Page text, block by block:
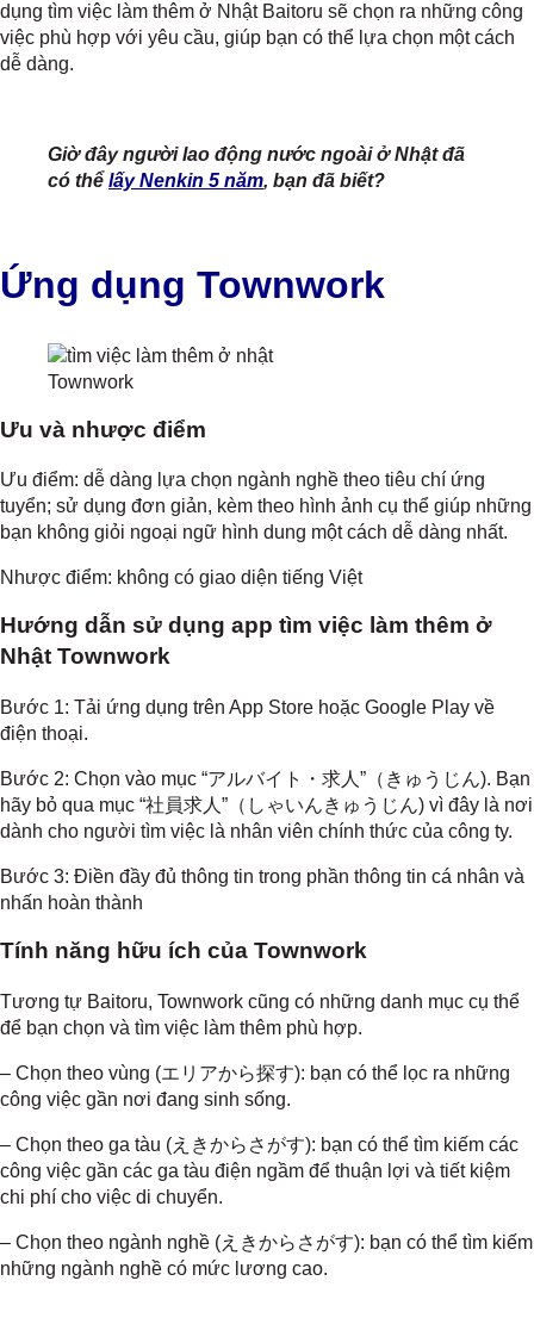
dụng tìm việc làm thêm ở Nhật Baitoru sẽ chọn ra những công
việc phù hợp với yêu cầu, giúp bạn có thể lựa chọn một cách
dễ dàng.
Giờ đây người lao động nước ngoài ở Nhật đã
có thể lấy Nenkin 5 năm, bạn đã biết?
Ứng dụng Townwork
Townwork
Ưu và nhược điểm
Ưu điểm: dễ dàng lựa chọn ngành nghề theo tiêu chí ứng
tuyển; sử dụng đơn giản, kèm theo hình ảnh cụ thể giúp những
bạn không giỏi ngoại ngữ hình dung một cách dễ dàng nhất.
Nhược điểm: không có giao diện tiếng Việt
Hướng dẫn sử dụng app tìm việc làm thêm ở
Nhật Townwork
Bước 1: Tải ứng dụng trên App Store hoặc Google Play về
điện thoại.
Bước 2: Chọn vào mục “アルバイト・求人 ” （きゅうじん). Bạn
hãy bỏ qua mục “社員求人”（しゃいんきゅうじん) vì đây là nơi
dành cho người tìm việc là nhân viên chính thức của công ty.
Bước 3: Điền đầy đủ thông tin trong phần thông tin cá nhân và
nhấn hoàn thành
Tính năng hữu ích của Townwork
Tương tự Baitoru, Townwork cũng có những danh mục cụ thể
để bạn chọn và tìm việc làm thêm phù hợp.
– Chọn theo vùng (エリアから探す): bạn có thể lọc ra những
công việc gần nơi đang sinh sống.
– Chọn theo ga tàu (えきからさがす): bạn có thể tìm kiếm các
công việc gần các ga tàu điện ngầm để thuận lợi và tiết kiệm
chi phí cho việc di chuyển.
– Chọn theo ngành nghề (えきからさがす): bạn có thể tìm kiếm
những ngành nghề có mức lương cao.